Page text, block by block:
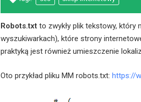
Robots.txt to zwykły plik tekstowy,
wyszukiwarkach), które strony
praktyką jest również umieszczenie
Oto przykład pliku MM robots.txt: https://